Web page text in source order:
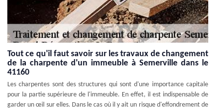
Tout ce qu'il faut savoir sur les travaux de changement
de la charpente d'un immeuble à Semerville dans le
41160
Les charpentes sont des structures qui sont d'une importance capitale
pour la partie supérieure de l'immeuble. En effet, il est indispensable de
garder un œil sur elles. Dans le cas où il y ait un risque d'effondrement de